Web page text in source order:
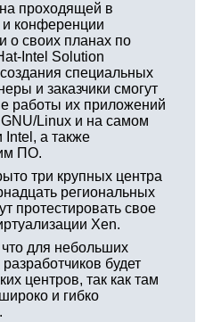
проходящей в
конференции
о своих планах по
Intel Solution
специальных
и заказчики смогут
работы их приложений
Linux и на самом
Intel, а также
ПО.
три крупных центра
региональных
протестировать свое
Xen.
для небольших
будет
центров, так как там
и гибко